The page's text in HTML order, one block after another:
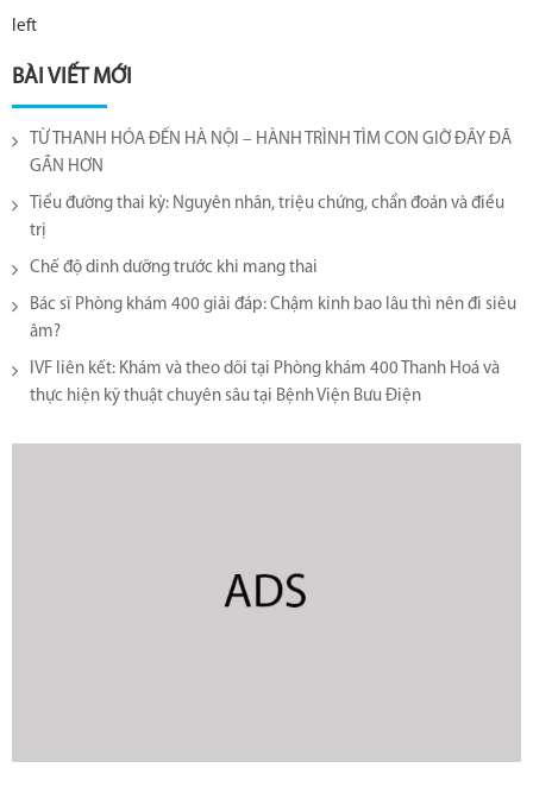
left
BÀI VIẾT MỚI
TỪ THANH HÓA ĐẾN HÀ NỘI – HÀNH TRÌNH TÌM CON GIỜ ĐÂY ĐÃ
GẦN HƠN
Tiểu đường thai kỳ: Nguyên nhân, triệu chứng, chẩn đoán và điều
trị
Chế độ dinh dưỡng trước khi mang thai
Bác sĩ Phòng khám 400 giải đáp: Chậm kinh bao lâu thì nên đi siêu
âm?
IVF liên kết: Khám và theo dõi tại Phòng khám 400 Thanh Hoá và
thực hiện kỹ thuật chuyên sâu tại Bệnh Viện Bưu Điện